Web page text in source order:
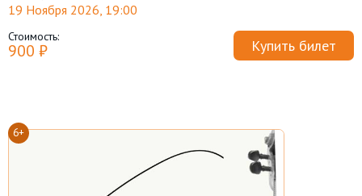
19 Ноября 2026, 19:00
Стоимость:
900 ₽ Купить билет
6+